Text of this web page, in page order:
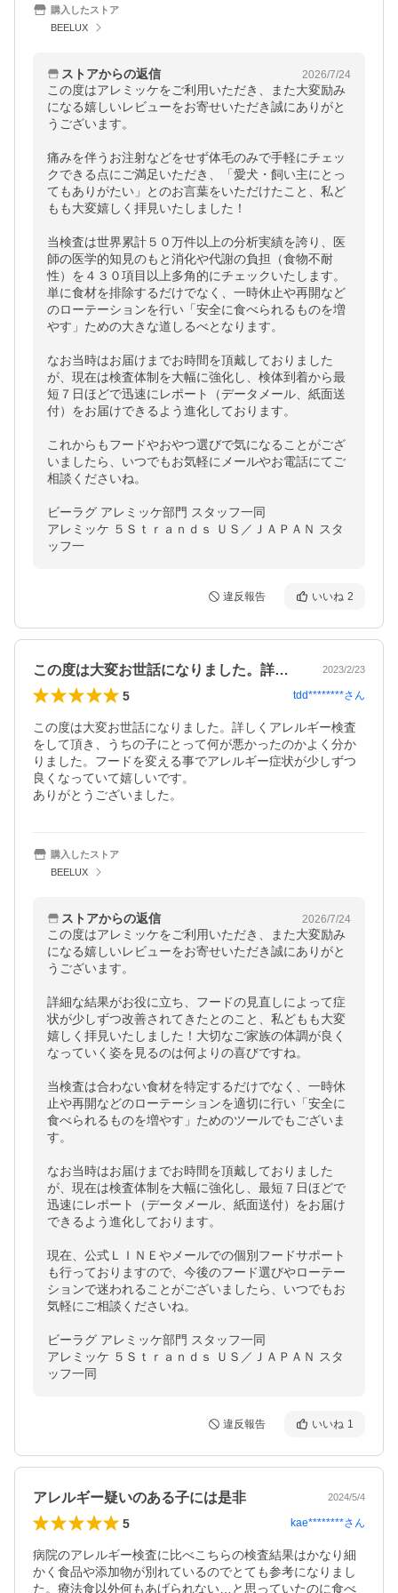
購入したストア
BEELUX
ストアからの返信 2026/7/24
この度はアレミッケをご利用いただき、また大変励み
になる嬉しいレビューをお寄せいただき誠にありがと
うございます。
痛みを伴うお注射などをせず体毛のみで手軽にチェッ
クできる点にご満足いただき、「愛犬・飼い主にとっ
てもありがたい」とのお言葉をいただけたこと、私ど
もも大変嬉しく拝見いたしました！
当検査は世界累計５０万件以上の分析実績を誇り、医
師の医学的知見のもと消化や代謝の負担（食物不耐
性）を４３０項目以上多角的にチェックいたします。
単に食材を排除するだけでなく、一時休止や再開など
のローテーションを行い「安全に食べられるものを増
やす」ための大きな道しるべとなります。
なお当時はお届けまでお時間を頂戴しておりました
が、現在は検査体制を大幅に強化し、検体到着から最
短７日ほどで迅速にレポート（データメール、紙面送
付）をお届けできるよう進化しております。
これからもフードやおやつ選びで気になることがござ
いましたら、いつでもお気軽にメールやお電話にてご
相談くださいね。
ビーラグ アレミッケ部門 スタッフ一同
アレミッケ ５Ｓｔｒａｎｄｓ ＵＳ／ＪＡＰＡＮ スタ
ッフ一
違反報告 いいね 2
この度は大変お世話になりました。詳しく… 2023/2/23
5 tdd********さん
この度は大変お世話になりました。詳しくアレルギー検査
をして頂き、うちの子にとって何が悪かったのかよく分か
りました。フードを変える事でアレルギー症状が少しずつ
良くなっていて嬉しいです。
ありがとうございました。
購入したストア
BEELUX
ストアからの返信 2026/7/24
この度はアレミッケをご利用いただき、また大変励み
になる嬉しいレビューをお寄せいただき誠にありがと
うございます。
詳細な結果がお役に立ち、フードの見直しによって症
状が少しずつ改善されてきたとのこと、私どもも大変
嬉しく拝見いたしました！大切なご家族の体調が良く
なっていく姿を見るのは何よりの喜びですね。
当検査は合わない食材を特定するだけでなく、一時休
止や再開などのローテーションを適切に行い「安全に
食べられるものを増やす」ためのツールでもございま
す。
なお当時はお届けまでお時間を頂戴しておりました
が、現在は検査体制を大幅に強化し、最短７日ほどで
迅速にレポート（データメール、紙面送付）をお届け
できるよう進化しております。
現在、公式ＬＩＮＥやメールでの個別フードサポート
も行っておりますので、今後のフード選びやローテー
ションで迷われることがございましたら、いつでもお
気軽にご相談くださいね。
ビーラグ アレミッケ部門 スタッフ一同
アレミッケ ５Ｓｔｒａｎｄｓ ＵＳ／ＪＡＰＡＮ スタ
ッフ一同
違反報告 いいね 1
アレルギー疑いのある子には是非 2024/5/4
5 kae********さん
病院のアレルギー検査に比べこちらの検査結果はかなり細
かく食品や添加物が別れているのでとても参考になりまし
た。療法食以外何もあげられない…と思っていたのに食べ